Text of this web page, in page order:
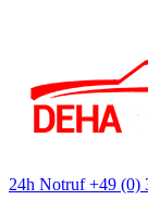
24h Notruf +49 (0)